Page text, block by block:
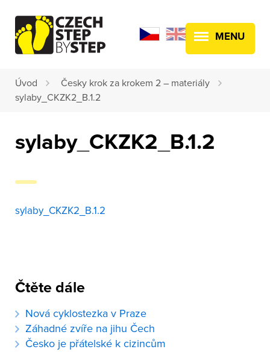
MENU
Úvod
Česky krok za krokem 2 – materiály
sylaby_CKZK2_B.1.2
sylaby_CKZK2_B.1.2
sylaby_CKZK2_B.1.2
Čtěte dále
Nová cyklostezka v Praze
Záhadné zvíře na jihu Čech
Česko je přátelské k cizincům